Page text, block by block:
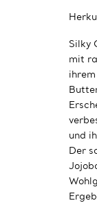
Silky
mit
und
Der